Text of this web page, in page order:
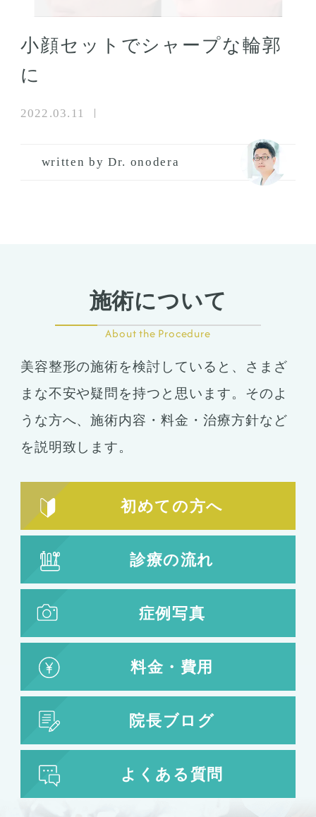
小顔セットでシャープな輪郭
に
2022.03.11
written by Dr. onodera
施術について
About the Procedure
美容整形の施術を検討していると、さまざ
まな不安や疑問を持つと思います。そのよ
うな方へ、施術内容・料金・治療方針など
を説明致します。
初めての方へ
診療の流れ
症例写真
料金・費用
院長ブログ
よくある質問